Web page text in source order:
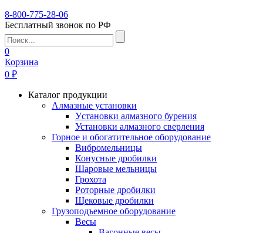
8-800-775-28-06
Бесплатный звонок по РФ
0
Корзина
0 ₽
Каталог продукции
Алмазные установки
Уcтановки алмазного бурения
Установки алмазного сверления
Горное и обогатительное оборудование
Вибромельницы
Конусные дробилки
Шаровые мельницы
Грохота
Роторные дробилки
Щековые дробилки
Грузоподъемное оборудование
Весы